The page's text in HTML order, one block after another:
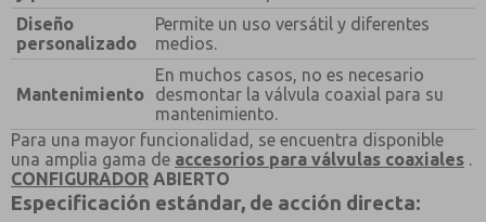
Diseño
personalizado
Permite un uso versátil y diferentes
medios.
Mantenimiento
En muchos casos, no es necesario
desmontar la válvula coaxial para su
mantenimiento.
Para una mayor funcionalidad, se encuentra disponible
una amplia gama de accesorios para válvulas coaxiales .
CONFIGURADOR ABIERTO
Especificación estándar, de acción directa:
características, capacidades del producto y más.
*Sí, he leído la política de privacidad y acepto que los
datos que proporcione se recopilarán y almacenarán
electrónicamente. Mis datos se utilizan únicamente
con fines estrictamente destinados a procesar y
responder a mi solicitud. Al enviar el formulario de
contacto, acepto el procesamiento.